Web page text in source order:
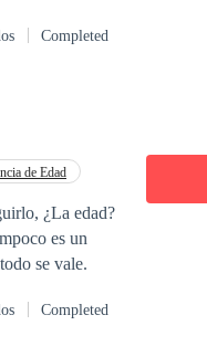
Completed
de Edad
¿La edad?
es un
que todo se vale.
Completed